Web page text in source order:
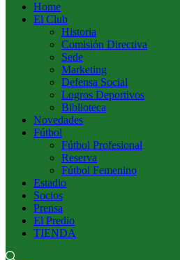
Home
El Club
Historia
Comisión Directiva
Sede
Marketing
Defensa Social
Logros Deportivos
Biblioteca
Novedades
Fútbol
Fútbol Profesional
Reserva
Fútbol Femenino
Estadio
Socios
Prensa
El Predio
TIENDA